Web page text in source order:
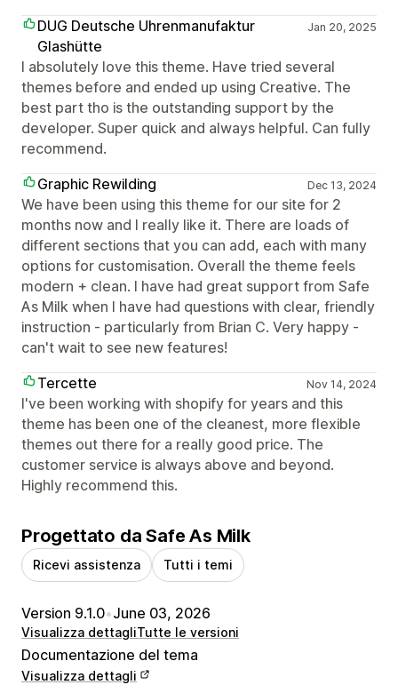
DUG Deutsche Uhrenmanufaktur
Glashütte
Jan 20, 2025
I absolutely love this theme. Have tried several
themes before and ended up using Creative. The
best part tho is the outstanding support by the
developer. Super quick and always helpful. Can fully
recommend.
Graphic Rewilding
Dec 13, 2024
We have been using this theme for our site for 2
months now and I really like it. There are loads of
different sections that you can add, each with many
options for customisation. Overall the theme feels
modern + clean. I have had great support from Safe
As Milk when I have had questions with clear, friendly
instruction - particularly from Brian C. Very happy -
can't wait to see new features!
Tercette
Nov 14, 2024
I've been working with shopify for years and this
theme has been one of the cleanest, more flexible
themes out there for a really good price. The
customer service is always above and beyond.
Highly recommend this.
Progettato da Safe As Milk
Ricevi assistenza Tutti i temi
Version 9.1.0•June 03, 2026
Visualizza dettagliTutte le versioni
Documentazione del tema
Visualizza dettagli